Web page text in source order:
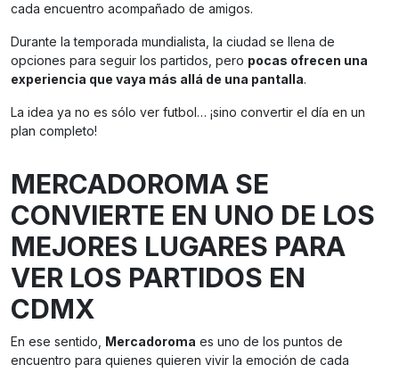
cada encuentro acompañado de amigos.
Durante la temporada mundialista, la ciudad se llena de
opciones para seguir los partidos, pero pocas ofrecen una
experiencia que vaya más allá de una pantalla.
La idea ya no es sólo ver futbol… ¡sino convertir el día en un
plan completo!
MERCADOROMA SE
CONVIERTE EN UNO DE LOS
MEJORES LUGARES PARA
VER LOS PARTIDOS EN
CDMX
En ese sentido, Mercadoroma es uno de los puntos de
encuentro para quienes quieren vivir la emoción de cada